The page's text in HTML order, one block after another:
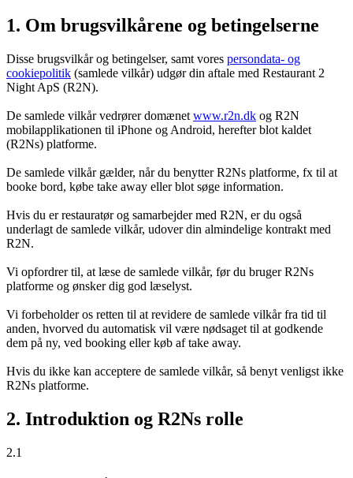
1. Om brugsvilkårene og betingelserne
Disse brugsvilkår og betingelser, samt vores persondata- og
cookiepolitik (samlede vilkår) udgør din aftale med Restaurant 2
Night ApS (R2N).
De samlede vilkår vedrører domænet www.r2n.dk og R2N
mobilapplikationen til iPhone og Android, herefter blot kaldet
(R2Ns) platforme.
De samlede vilkår gælder, når du benytter R2Ns platforme, fx til at
booke bord, købe take away eller blot søge information.
Hvis du er restauratør og samarbejder med R2N, er du også
underlagt de samlede vilkår, udover din almindelige kontrakt med
R2N.
Vi opfordrer til, at læse de samlede vilkår, før du bruger R2Ns
platforme og ønsker dig god læselyst.
Vi forbeholder os retten til at revidere de samlede vilkår fra tid til
anden, hvorved du automatisk vil være nødsaget til at godkende
dem på ny, ved booking eller køb af take away.
Hvis du ikke kan acceptere de samlede vilkår, så benyt venligst ikke
R2Ns platforme.
2. Introduktion og R2Ns rolle
2.1